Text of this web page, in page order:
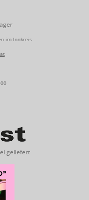
im Innkreis
geliefert